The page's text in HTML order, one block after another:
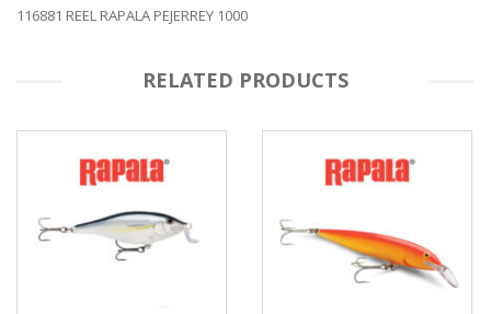
116881 REEL RAPALA PEJERREY 1000
RELATED PRODUCTS